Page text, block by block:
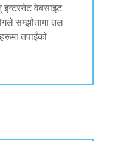
वेबसाइट
सम्झौतामा तल
तपाईंको